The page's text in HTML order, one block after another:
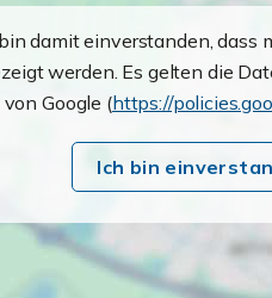
damit einverstanden, dass
werden. Es gelten die
von Google (https://
Ich bin